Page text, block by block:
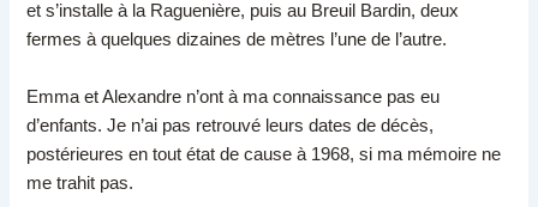
et s’installe à la Raguenière, puis au Breuil Bardin, deux
fermes à quelques dizaines de mètres l’une de l’autre.
Emma et Alexandre n’ont à ma connaissance pas eu
d’enfants. Je n’ai pas retrouvé leurs dates de décès,
postérieures en tout état de cause à 1968, si ma mémoire ne
me trahit pas.